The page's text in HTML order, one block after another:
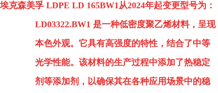
埃克森美孚 LDPE LD 165BW1从2024年起变更型号为：
LD03322.BW1 是一种低密度聚乙烯材料，呈现
本色外观。它具有高强度的特性，结合了中等
光学性能。该材料的生产过程中添加了热稳定
剂等添加剂，以确保其在各种应用场景中的稳